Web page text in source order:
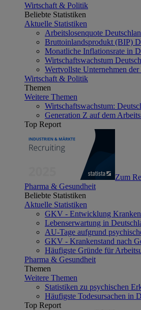
Wirtschaft & Politik
Beliebte Statistiken
Aktuelle Statistiken
Arbeitslosenquote
Bruttoinlandsprodukt (BIP)
Monatliche Inflationsrate in
Wirtschaftswachstum
Wertvollste Unternehmen
Wirtschaft & Politik
Themen
Weitere Themen
Wirtschaftswachstum:
Generation Z auf dem
Top Report
Zum
Pharma & Gesundheit
Beliebte Statistiken
Aktuelle Statistiken
GKV - Entwicklung
Lebenserwartung in
AU-Tage aufgrund
GKV - Krankenstand nach
Häufigste Gründe für
Pharma & Gesundheit
Themen
Weitere Themen
Statistiken zu psychischen
Häufigste Todesursachen in
Top Report